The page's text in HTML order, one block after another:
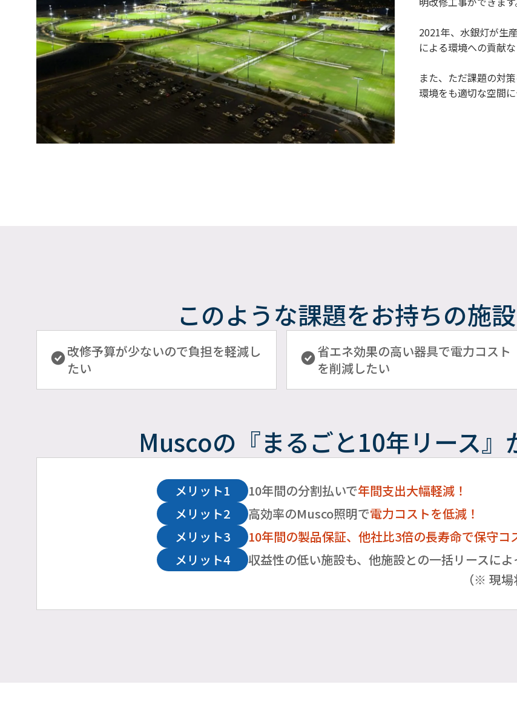
2021年、水銀灯が生
による環境への貢献
また、ただ課題の対
環境をも適切な空間に
このような課題をお持ちの施
改修予算が少ないので負担を軽減し
たい
省エネ効果の高い器具で電力コスト
を削減したい
Muscoの 『まるごと10年リース』
メリット1 10年間の分割払いで年間支出大幅軽減！
メリット2
高効率のMusco照明で電力コストを低減！
メリット3
10年間の製品保証、他社比3倍の長寿命で保守コ
メリット4
収益性の低い施設も、他施設との一括リースによ
（※ 現